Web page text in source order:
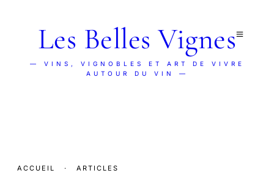
Les Belles Vignes
— VINS, VIGNOBLES ET ART DE VIVRE
AUTOUR DU VIN —
ACCUEIL · ARTICLES